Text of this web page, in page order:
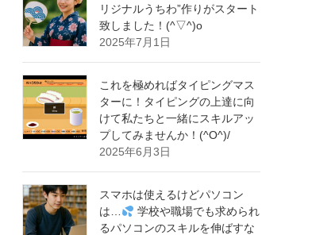
リジナルうちわ”作りがスタート
致しました！(^▽^)o
2025年7月1日
これを極めればタイピングマス
ターに！タイピングの上達に向
けて私たちと一緒にスキルアッ
プしてみませんか！(^O^)/
2025年6月3日
スマホは使えるけどパソコン
は…
学校や職場でも求められ
るパソコンのスキルを伸ばすな